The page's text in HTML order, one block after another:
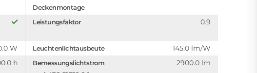
Deckenmontage
Leistungsfaktor 0.9
W Leuchtenlichtausbeute 145.0 lm/W
h
Bemessungslichtstrom
2900.0 lm